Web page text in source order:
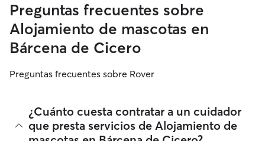
Preguntas frecuentes sobre
Alojamiento de mascotas en
Bárcena de Cicero
Preguntas frecuentes sobre Rover
¿Cuánto cuesta contratar a un cuidador
que presta servicios de Alojamiento de